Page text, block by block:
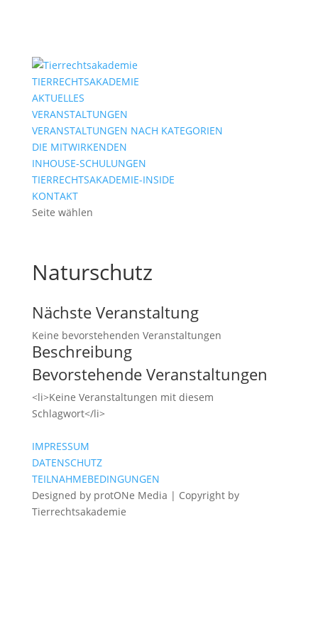
TIERRECHTSAKADEMIE
AKTUELLES
VERANSTALTUNGEN
VERANSTALTUNGEN NACH KATEGORIEN
DIE MITWIRKENDEN
INHOUSE-SCHULUNGEN
TIERRECHTSAKADEMIE-INSIDE
KONTAKT
Seite wählen
Naturschutz
Nächste Veranstaltung
Keine bevorstehenden Veranstaltungen
Beschreibung
Bevorstehende Veranstaltungen
<li>Keine Veranstaltungen mit diesem
Schlagwort</li>
IMPRESSUM
DATENSCHUTZ
TEILNAHMEBEDINGUNGEN
Designed by protONe Media | Copyright by
Tierrechtsakademie